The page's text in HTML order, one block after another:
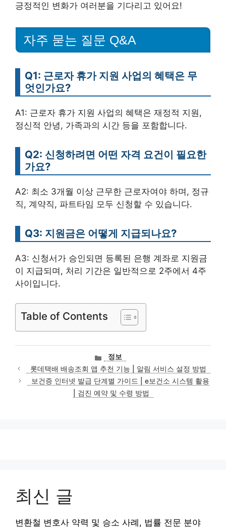
긍정적인 변화가 여러분을 기다리고 있어요!
자주 묻는 질문 Q&A
Q1: 근로자 휴가 지원 사업의 혜택은 무
엇인가요?
A1: 근로자 휴가 지원 사업의 혜택은 재정적 지원,
정신적 안녕, 가족과의 시간 등을 포함합니다.
Q2: 신청하려면 어떤 자격 요건이 필요한
가요?
A2: 최소 3개월 이상 근무한 근로자여야 하며, 정규
직, 계약직, 파트타임 모두 신청할 수 있습니다.
Q3: 지원금은 어떻게 지급되나요?
A3: 신청서가 승인되면 등록된 은행 계좌로 지원금
이 지급되며, 처리 기간은 일반적으로 2주에서 4주
사이입니다.
Table of Contents
카
테
고
리
정보
롯데택배 배송조회 앱 추천 기능 | 알림 서비스 설정 방법
보건증 인터넷 발급 단계별 가이드 | e보건소 시스템 활용
| 검진 예약 및 수령 방법
최신 글
변환철 변호사 약력 및 승소 사례, 법률 전문 분야